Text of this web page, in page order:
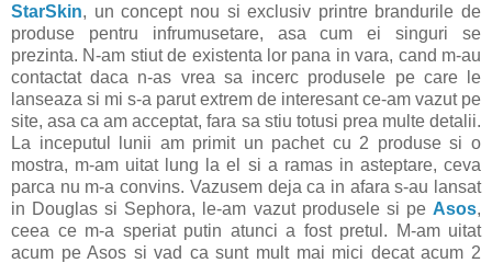
StarSkin, un concept nou si exclusiv printre brandurile de
produse pentru infrumusetare, asa cum ei singuri se
prezinta. N-am stiut de existenta lor pana in vara, cand m-au
contactat daca n-as vrea sa incerc produsele pe care le
lanseaza si mi s-a parut extrem de interesant ce-am vazut pe
site, asa ca am acceptat, fara sa stiu totusi prea multe detalii.
La inceputul lunii am primit un pachet cu 2 produse si o
mostra, m-am uitat lung la el si a ramas in asteptare, ceva
parca nu m-a convins. Vazusem deja ca in afara s-au lansat
in Douglas si Sephora, le-am vazut produsele si pe Asos,
ceea ce m-a speriat putin atunci a fost pretul. M-am uitat
acum pe Asos si vad ca sunt mult mai mici decat acum 2